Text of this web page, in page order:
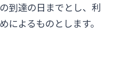
到達の日までとし、利
によるものとします。